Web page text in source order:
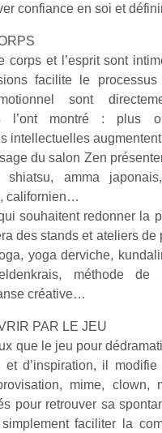
confiance en soi et
corps et l’esprit sont
facilite le
sont
l’ont montré : plus
intellectuelles
du salon Zen
shiatsu, amma
californien…
souhaitent redonner la
des stands et ateliers
yoga derviche,
méthode de
créative…
PAR LE JEU
que le jeu pour
et d’inspiration, il
mime, clown,
pour retrouver sa
faciliter la
…